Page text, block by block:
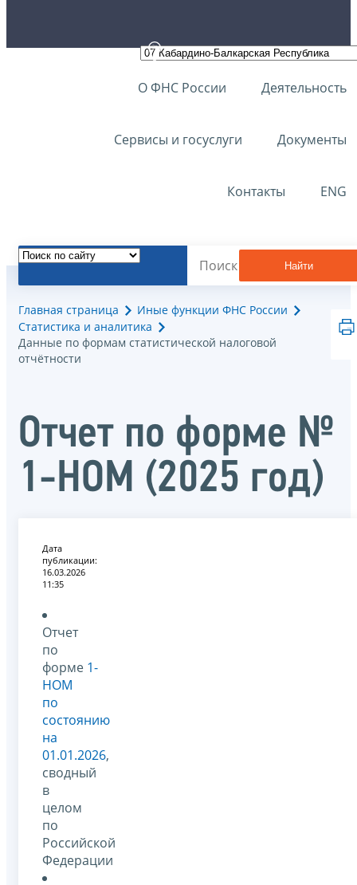
О ФНС России Деятельность
Сервисы и госуслуги Документы
Контакты ENG
Найти
Главная страница
Иные функции ФНС России
Статистика и аналитика
Данные по формам статистической налоговой
отчётности
Отчет по форме №
1-НОМ (2025 год)
Дата
публикации:
16.03.2026
11:35
Отчет
по
форме 1-
НОМ
по
состоянию
на
01.01.2026,
сводный
в
целом
по
Российской
Федерации